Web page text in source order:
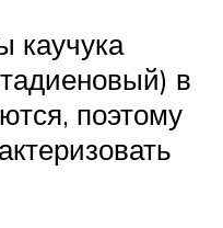
каучука
в
поэтому